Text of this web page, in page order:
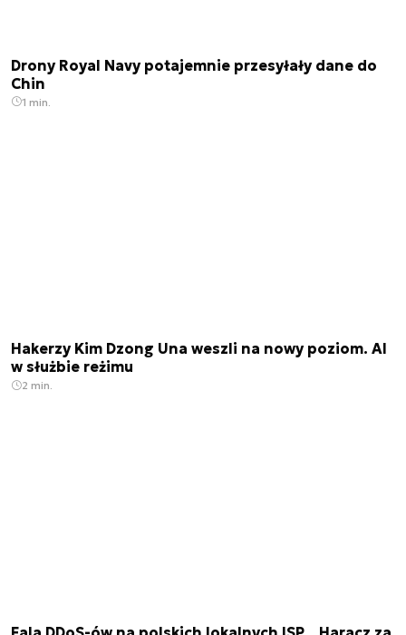
Drony Royal Navy potajemnie przesyłały dane do
Chin
1 min.
Hakerzy Kim Dzong Una weszli na nowy poziom. AI
w służbie reżimu
2 min.